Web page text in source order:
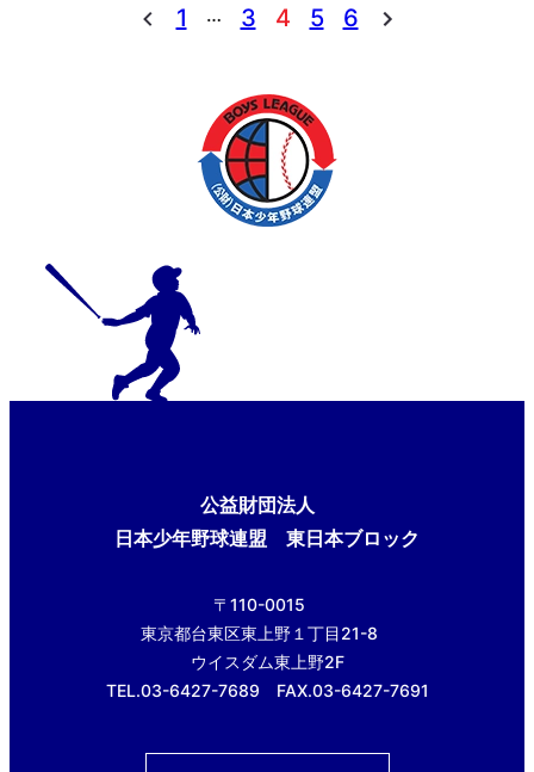
1 … 3 4 5 6
公益財団法人
日本少年野球連盟 東日本ブロック
〒110-0015
東京都台東区東上野１丁目21-8
ウイスダム東上野2F
TEL.03-6427-7689 FAX.03-6427-7691